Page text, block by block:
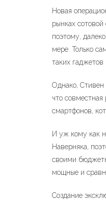
Новая
рынках
поэтому,
мере. Только
таких
Однако, Стивен
что
смартфонов,
И уж кому как
Наверняка,
своими
мощные и
Создание